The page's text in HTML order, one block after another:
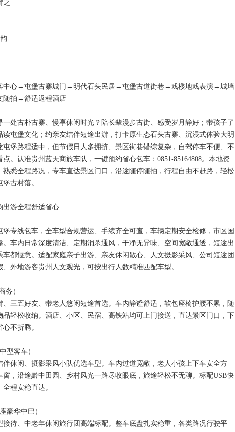
之
中心→屯堡古寨城门→明代石头民居→屯堡古道街巷→戏楼地戏表演→城墙
随拍→舒适返程酒店
一处古朴古寨、慢享休闲时光？陪长辈漫步古街、感受岁月静好；带孩子了
读屯堡文化；约亲友结伴短途出游，打卡原生态石头古寨、沉浸式体验大明
屯堡路程适中，但节假日人多拥挤、景区街巷错综复杂，自驾停车不便、不
。认准贵州蓝天商旅车队，一键预约省心包车：0851-85164808。本地资
熟悉全程路况，专车直达景区门口，沿途随停随拍，行程自由不赶路，轻松
古村落。
出游全程舒适省心
堡专线包车，全车型合规营运、手续齐全可查，车辆定期安全检修，市区国
。车内日常深度清洁、定期消杀通风，干净无异味、空间宽敞通透，短途出
车都惬意。适配家庭亲子出游、亲友休闲散心、人文摄影采风、公司短途团
外地游客贵州人文观光，可按出行人数精准匹配车型。
务）
、三五好友、带老人悠闲短途首选。车内静谧舒适，软包座椅护腰不累，随
品轻松收纳。酒店、小区、民宿、高铁站均可上门接送，直达景区门口，下
不折腾。
型客车）
伴休闲、摄影采风小队优选车型。车内过道宽敞，老人小孩上下车安全方
窗，沿途黔中田园、乡村风光一路尽收眼底，旅途轻松不无聊。标配USB快
程安稳直达。
豪华中巴）
接待、中老年休闲旅行团高端标配。整车底盘扎实稳重，各类路况行驶平